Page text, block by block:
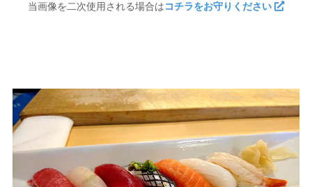
当画像を二次使用される場合はコチラをお守りください